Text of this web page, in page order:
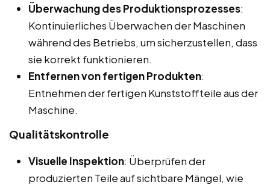
Überwachung des Produktionsprozesses:
Kontinuierliches Überwachen der Maschinen
während des Betriebs, um sicherzustellen, dass
sie korrekt funktionieren.
Entfernen von fertigen Produkten:
Entnehmen der fertigen Kunststoffteile aus der
Maschine.
Qualitätskontrolle
Visuelle Inspektion: Überprüfen der
produzierten Teile auf sichtbare Mängel, wie